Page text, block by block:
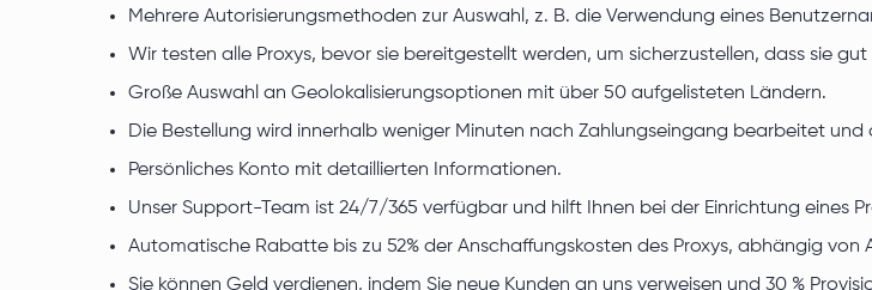
Mehrere Autorisierungsmethoden zur Auswahl, z. B. die Verwendung eines
Wir testen alle Proxys, bevor sie bereitgestellt werden, um sicherzustellen, dass sie
Große Auswahl an Geolokalisierungsoptionen mit über 50 aufgelisteten Ländern.
Die Bestellung wird innerhalb weniger Minuten nach Zahlungseingang bearbeitet und
Persönliches Konto mit detaillierten Informationen.
Unser Support-Team ist 24/7/365 verfügbar und hilft Ihnen bei der Einrichtung eines
Automatische Rabatte bis zu 52% der Anschaffungskosten des Proxys, abhängig von
Sie können Geld verdienen, indem Sie neue Kunden an uns verweisen und 30 %